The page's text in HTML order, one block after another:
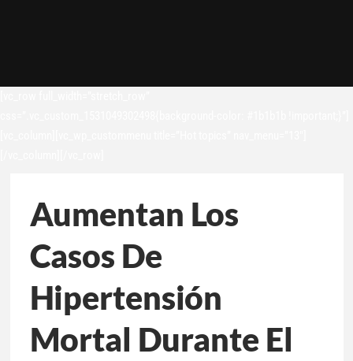
Aumentan Los
Casos De
Hipertensión
Mortal Durante El